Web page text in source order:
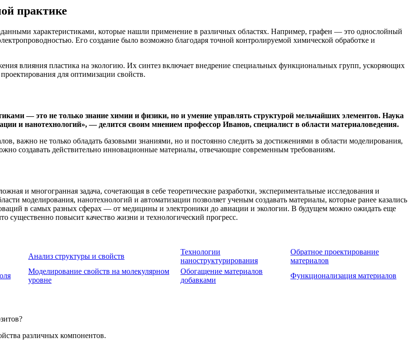
практике
характеристиками, которые нашли применение в различных областях. Например, графен — это однослойный
Его создание было возможно благодаря точной контролируемой химической обработке и
влияния пластика на экологию. Их синтез включает внедрение специальных функциональных групп, ускоряющих
для оптимизации свойств.
— это не только знание химии и физики, но и умение управлять структурой мельчайших элементов. Наука
и нанотехнологий», — делится своим мнением профессор Иванов, специалист в области материаловедения.
важно не только обладать базовыми знаниями, но и постоянно следить за достижениями в области моделирования,
создавать действительно инновационные материалы, отвечающие современным требованиям.
и многогранная задача, сочетающая в себе теоретические разработки, экспериментальные исследования и
моделирования, нанотехнологий и автоматизации позволяет ученым создавать материалы, которые ранее казались
в самых разных сферах — от медицины и электроники до авиации и экологии. В будущем можно ожидать еще
существенно повысит качество жизни и технологический прогресс.
Анализ структуры и свойств
Технологии
наноструктурирования
Обратное проектирование
материалов
Моделирование свойств на молекулярном
уровне
Обогащение материалов
добавками
Функционализация материалов
различных компонентов.